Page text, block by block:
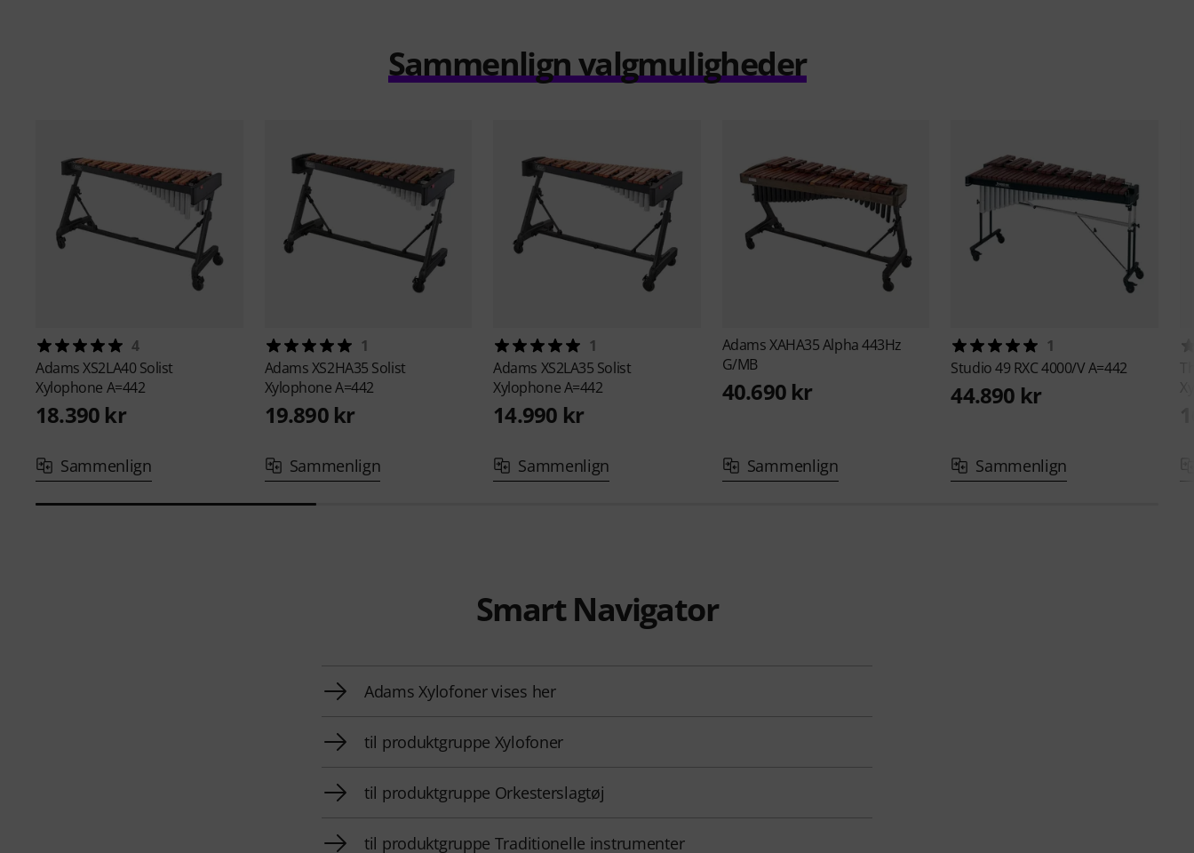
Sammenlign valgmuligheder
4
AdamsXS2LA40 Solist
Xylophone A=442
18.390 kr
Sammenlign
1
AdamsXS2HA35 Solist
Xylophone A=442
19.890 kr
Sammenlign
1
Adams XS2LA35 Solist
Xylophone A=442
14.990 kr
Sammenlign
AdamsXAHA35 Alpha 443Hz
G/MB
40.690 kr
Sammenlign
1
Studio 49 RXC 4000/V A=442
44.890 kr
Sammenlign
Smart Navigator
Adams Xylofoner vises her
til produktgruppe Xylofoner
til produktgruppe Orkesterslagtøj
til produktgruppe Traditionelle instrumenter